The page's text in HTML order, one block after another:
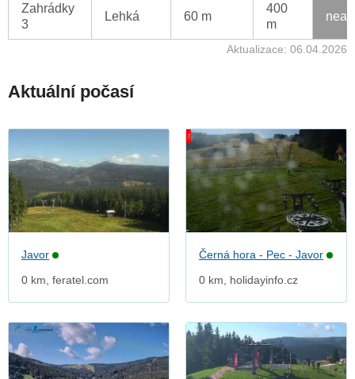
Zahrádky
3
Lehká 60 m
400
m
Aktualizace: 06.04.2026
Aktuální počasí
Javor
0 km, feratel.com
Černá hora - Pec - Javor
0 km, holidayinfo.cz